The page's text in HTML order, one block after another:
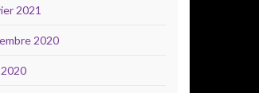
2021
2020